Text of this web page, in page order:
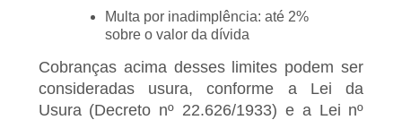
Multa por inadimplência: até 2%
sobre o valor da dívida
Cobranças acima desses limites podem ser
consideradas usura, conforme a Lei da
Usura (Decreto nº 22.626/1933) e a Lei nº